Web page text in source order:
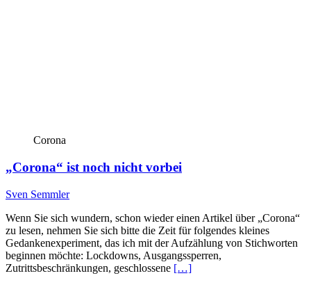
Corona
„Corona“ ist noch nicht vorbei
Sven Semmler
Wenn Sie sich wundern, schon wieder einen Artikel über „Corona“
zu lesen, nehmen Sie sich bitte die Zeit für folgendes kleines
Gedankenexperiment, das ich mit der Aufzählung von Stichworten
beginnen möchte: Lockdowns, Ausgangssperren,
Zutrittsbeschränkungen, geschlossene […]